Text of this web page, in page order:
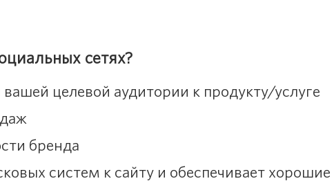
сетях?
целевой аудитории к продукту/услуге
бренда
систем к сайту и обеспечивает